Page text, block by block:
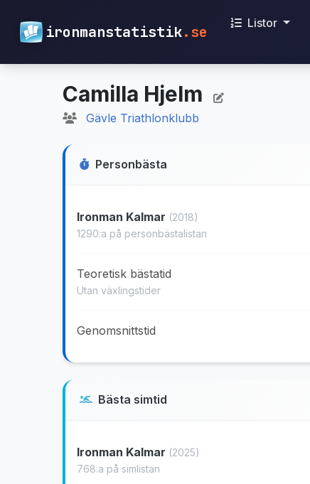
ironmanstatistik.se
Listor
Camilla Hjelm
Gävle Triathlonklubb
Personbästa
Ironman Kalmar (2018)
1290:a på personbästalistan
Teoretisk bästatid
Utan växlingstider
Genomsnittstid
Bästa simtid
Ironman Kalmar (2025)
768:a på simlistan